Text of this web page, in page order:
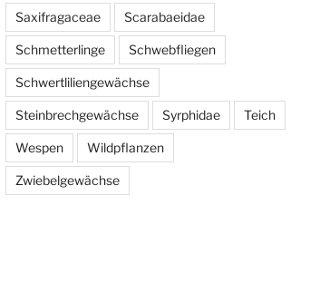
Saxifragaceae Scarabaeidae
Schmetterlinge Schwebfliegen
Schwertliliengewächse
Steinbrechgewächse Syrphidae Teich
Wespen Wildpflanzen
Zwiebelgewächse